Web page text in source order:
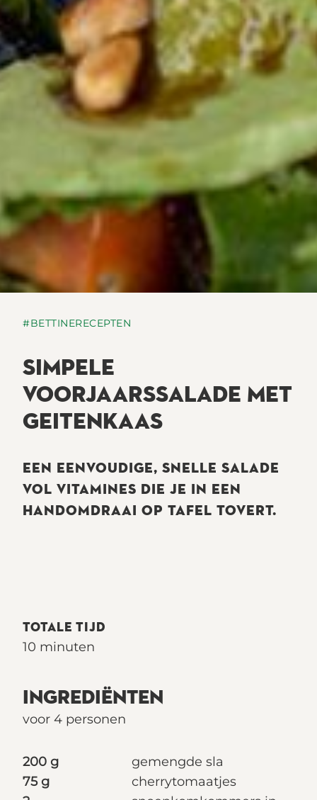
#BETTINERECEPTEN
SIMPELE
VOORJAARSSALADE MET
GEITENKAAS
EEN EENVOUDIGE, SNELLE SALADE
VOL VITAMINES DIE JE IN EEN
HANDOMDRAAI OP TAFEL TOVERT.
TOTALE TIJD
10 minuten
INGREDIËNTEN
voor 4 personen
200 g
gemengde sla
75 g
cherrytomaatjes